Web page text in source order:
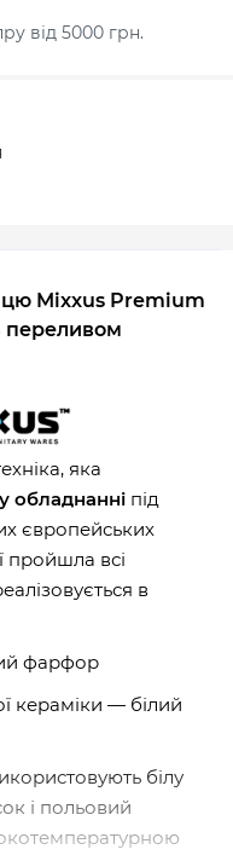
від 5000 грн.
Mixxus Premium
переливом
яка
обладнанні під
європейських
пройшла всі
в
фарфор
кераміки — білий
білу
і польовий